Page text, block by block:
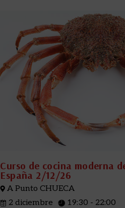
Curso de cocina moderna
España 2/12/26
A Punto CHUECA
2 diciembre
19:30 - 22:00